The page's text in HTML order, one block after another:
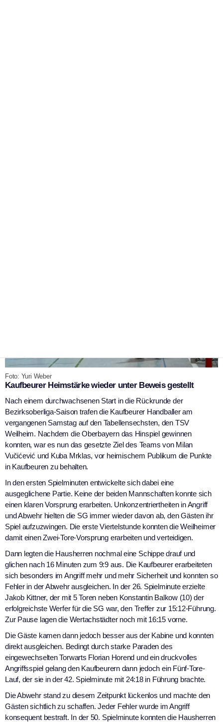
Foto: Yuri Weber
Kaufbeurer Heimstärke wieder unter Beweis gestellt
Nach einem durchwachsenen Start in die Rückrunde der
Bezirksoberliga-Saison trafen die Kaufbeurer Handballer am
vergangenen Samstag auf den Tabellensechsten, den TSV
Weilheim. Nachdem die Oberbayern das Hinspiel gewinnen
konnten, war es nun das gesetzte Ziel des Teams von Milan
Vučićević und Kuba Mrklas, vor heimischem Publikum die Punkte
in Kaufbeuren zu behalten.
In den ersten Spielminuten entwickelte sich dabei eine
ausgeglichene Partie. Keine der beiden Mannschaften konnte sich
einen klaren Vorsprung erarbeiten. Unkonzentriertheiten in Angriff
und Abwehr hielten die SG immer wieder davon ab, den Gästen ihr
Spiel aufzuzwingen. Die erste Viertelstunde konnten die Weilheimer
damit einen Zwei-Tore-Vorsprung erarbeiten und verteidigen.
Dann legten die Hausherren nochmal eine Schippe drauf und
glichen nach 16 Minuten zum 9:9 aus. Die Kaufbeurer erarbeiteten
sich besonders im Angriff mehr und mehr Sicherheit und konnten so
Fehler in der Abwehr ausgleichen. In der 26. Spielminute erzielte
Jakob Kittner, der mit 5 Toren neben Konstantin Balkow (10) der
erfolgreichste Werfer für die SG war, den Treffer zur 15:12-Führung.
Zur Pause lagen die Wertachstädter noch mit 16:15 vorne.
Die Gäste kamen dann jedoch besser aus der Kabine und konnten
direkt ausgleichen. Bedingt durch starke Paraden des
eingewechselten Torwarts Florian Horend und ein druckvolles
Angriffsspiel gelang den Kaufbeurern dann jedoch ein Fünf-Tore-
Lauf, der sie in der 42. Spielminute mit 24:18 in Führung brachte.
Die Abwehr stand zu diesem Zeitpunkt lückenlos und machte den
Gästen sichtlich zu schaffen. Jeder Fehler wurde im Angriff
konsequent bestraft. In der 50. Spielminute konnten die Hausherren